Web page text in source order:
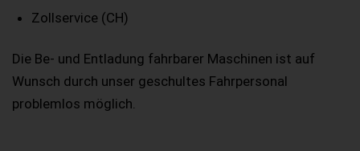
Zollservice (CH)
Die Be- und Entladung fahrbarer Maschinen ist auf
Wunsch durch unser geschultes Fahrpersonal
problemlos möglich.